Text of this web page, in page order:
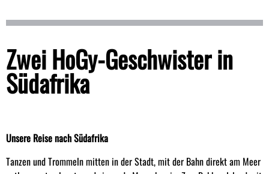
Zwei HoGy-Geschwister in
Südafrika
Unsere Reise nach Südafrika
Tanzen und Trommeln mitten in der Stadt, mit der Bahn direkt am Meer